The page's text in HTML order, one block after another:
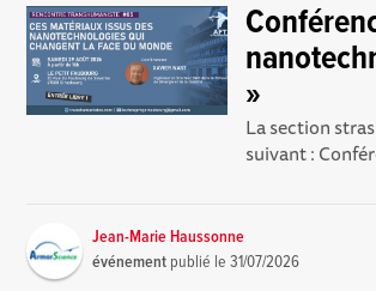
»
La section
suivant :
Jean-Marie Haussonne
événement publié le31/07/2026